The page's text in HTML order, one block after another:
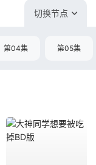
切换节点
第04集 第05集